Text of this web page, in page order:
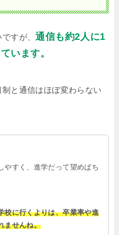
ですが、通信も約2人に1
います。
と通信はほぼ変わらない
やすく、進学だって望めばち
校に行くよりは、卒業率や進
ませんね。